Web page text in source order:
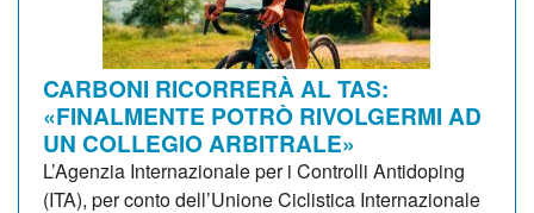
CARBONI RICORRERÀ AL TAS:
«FINALMENTE POTRÒ RIVOLGERMI AD
UN COLLEGIO ARBITRALE»
L’Agenzia Internazionale per i Controlli Antidoping
(ITA), per conto dell’Unione Ciclistica Internazionale